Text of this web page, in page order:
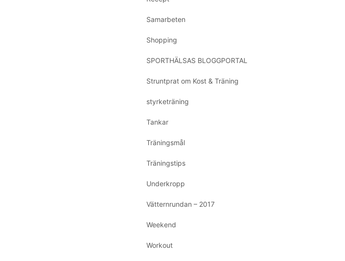
Samarbeten
Shopping
SPORTHÄLSAS BLOGGPORTAL
Struntprat om Kost & Träning
styrketräning
Tankar
Träningsmål
Träningstips
Underkropp
Vätternrundan – 2017
Weekend
Workout